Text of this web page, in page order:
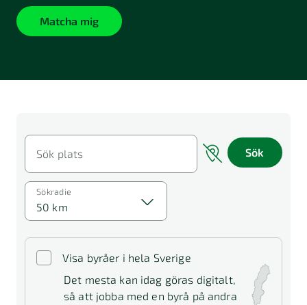
Matcha mig
Sök plats Sök
Visa byråer i hela Sverige
Det mesta kan idag göras digitalt,
så att jobba med en byrå på andra
Sökradie
50 km